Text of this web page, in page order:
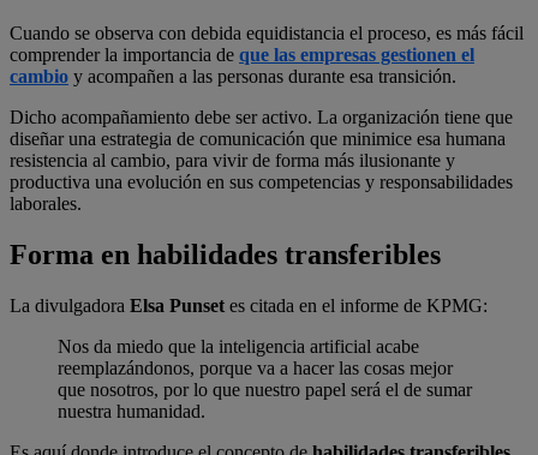
Cuando se observa con debida equidistancia el proceso, es más fácil
comprender la importancia de que las empresas gestionen el
cambio y acompañen a las personas durante esa transición.
Dicho acompañamiento debe ser activo. La organización tiene que
diseñar una estrategia de comunicación que minimice esa humana
resistencia al cambio, para vivir de forma más ilusionante y
productiva una evolución en sus competencias y responsabilidades
laborales.
Forma en habilidades transferibles
La divulgadora Elsa Punset es citada en el informe de KPMG:
Nos da miedo que la inteligencia artificial acabe
reemplazándonos, porque va a hacer las cosas mejor
que nosotros, por lo que nuestro papel será el de sumar
nuestra humanidad.